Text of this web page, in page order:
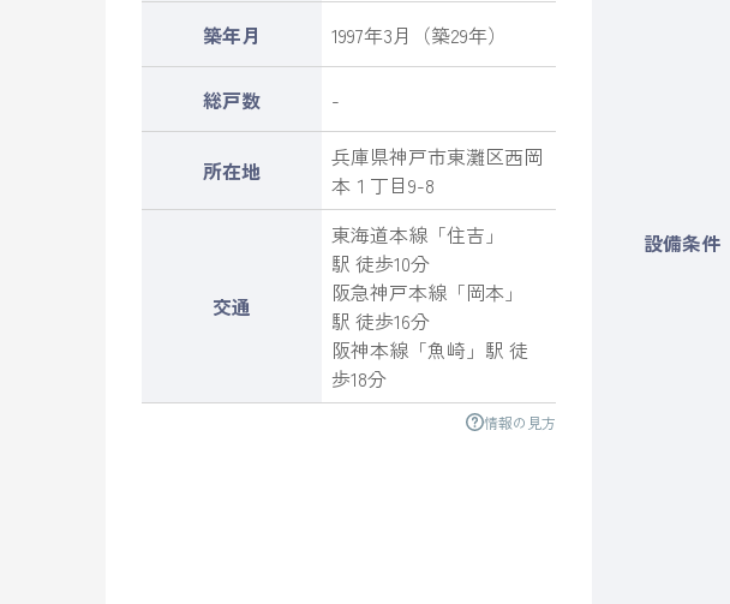
築年月 1997年3月（築29年）
総戸数 -
所在地 兵庫県神戸市東灘区西岡
本 １丁目9-8
交通
東海道本線 「住吉 」
駅 徒歩10分
阪急神戸本線 「岡本 」
駅 徒歩16分
阪神本線 「魚崎 」駅 徒
歩18分
情報の見方
設備条件